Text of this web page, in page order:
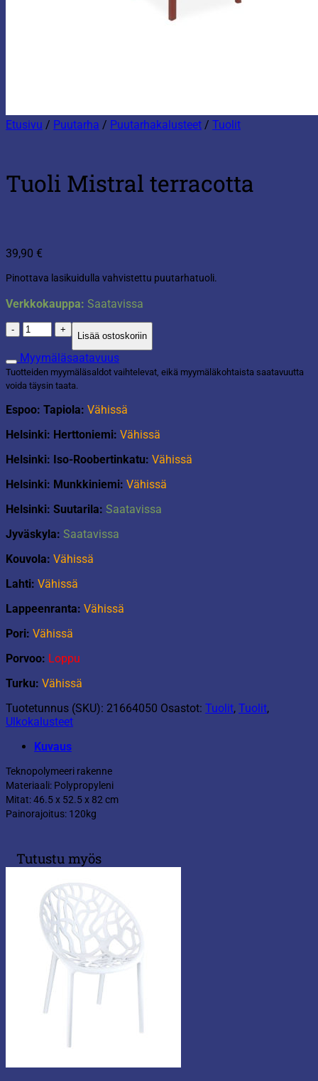
Etusivu / Puutarha / Puutarhakalusteet / Tuolit
Tuoli Mistral terracotta
39,90 €
Pinottava lasikuidulla vahvistettu puutarhatuoli.
Verkkokauppa: Saatavissa
Tuoli
Mistral
terracotta
määrä
Lisää ostoskoriin
Myymäläsaatavuus
Tuotteiden myymäläsaldot vaihtelevat, eikä myymäläkohtaista saatavuutta
voida täysin taata.
Espoo: Tapiola: Vähissä
Helsinki: Herttoniemi: Vähissä
Helsinki: Iso-Roobertinkatu: Vähissä
Helsinki: Munkkiniemi: Vähissä
Helsinki: Suutarila: Saatavissa
Jyväskyla: Saatavissa
Kouvola: Vähissä
Lahti: Vähissä
Lappeenranta: Vähissä
Pori: Vähissä
Porvoo: Loppu
Turku: Vähissä
Tuotetunnus (SKU): 21664050 Osastot: Tuolit, Tuolit,
Ulkokalusteet
Kuvaus
Teknopolymeeri rakenne
Materiaali: Polypropyleni
Mitat: 46.5 x 52.5 x 82 cm
Painorajoitus: 120kg
Tutustu myös